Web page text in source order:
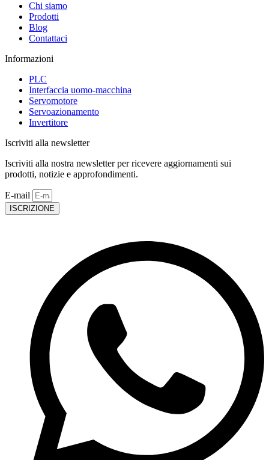
Chi siamo
Prodotti
Blog
Contattaci
Informazioni
PLC
Interfaccia uomo-macchina
Servomotore
Servoazionamento
Invertitore
Iscriviti alla newsletter
Iscriviti alla nostra newsletter per ricevere aggiornamenti sui
prodotti, notizie e approfondimenti.
E-mail
ISCRIZIONE